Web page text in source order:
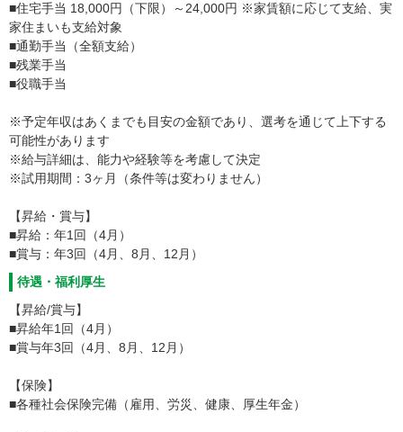
■住宅手当 18,000円（下限）～24,000円 ※家賃額に応じて支給、実
家住まいも支給対象
■通勤手当（全額支給）
■残業手当
■役職手当
※予定年収はあくまでも目安の金額であり、選考を通じて上下する
可能性があります
※給与詳細は、能力や経験等を考慮して決定
※試用期間：3ヶ月（条件等は変わりません）
【昇給・賞与】
■昇給：年1回（4月）
■賞与：年3回（4月、8月、12月）
待遇・福利厚生
【昇給/賞与】
■昇給年1回（4月）
■賞与年3回（4月、8月、12月）
【保険】
■各種社会保険完備（雇用、労災、健康、厚生年金）